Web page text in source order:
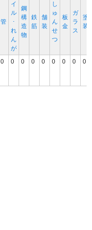
管
イ
ル
･
れ
ん
が
鋼
構
造
物
鉄
筋
舗
装
し
ゅ
ん
せ
つ
板
金
ガ
ラ
ス
塗
装
0 0 0 0 0 0 0 0 0